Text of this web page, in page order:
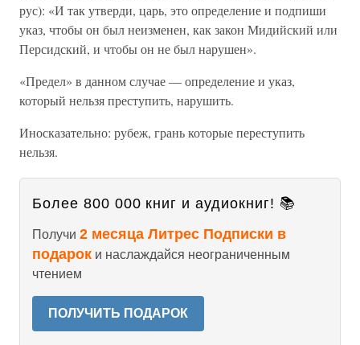
рус): «И так утверди, царь, это определение и подпиши
указ, чтобы он был неизменен, как закон Мидийский или
Персидский, и чтобы он не был нарушен».
«Предел» в данном случае — определение и указ,
который нельзя преступить, нарушить.
Иносказательно: рубеж, грань которые переступить
нельзя.
Более 800 000 книг и аудиокниг! 📚
Получи 2 месяца Литрес Подписки в
подарок и наслаждайся неограниченным
чтением
ПОЛУЧИТЬ ПОДАРОК